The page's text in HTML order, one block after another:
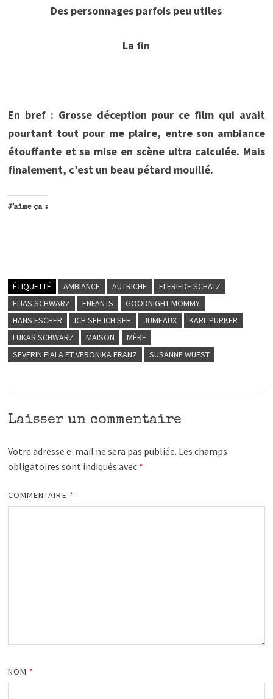
Des personnages parfois peu utiles
La fin
En bref : Grosse déception pour ce film qui avait
pourtant tout pour me plaire, entre son ambiance
étouffante et sa mise en scène ultra calculée. Mais
finalement, c’est un beau pétard mouillé.
J’aime ça :
ÉTIQUETTÉ AMBIANCE AUTRICHE
ELFRIEDE SCHATZ
ELIAS SCHWARZ
ENFANTS
GOODNIGHT MOMMY
HANS ESCHER
ICH SEH ICH SEH JUMEAUX
KARL PURKER
LUKAS SCHWARZ
MAISON
MÈRE
SEVERIN FIALA ET VERONIKA FRANZ
SUSANNE WUEST
Laisser un commentaire
Votre adresse e-mail ne sera pas publiée. Les champs
obligatoires sont indiqués avec *
COMMENTAIRE *
NOM *